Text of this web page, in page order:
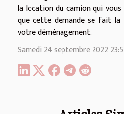
la location du camion qui vous
que cette demande se fait la
votre déménagement.
Samedi 24 septembre 2022